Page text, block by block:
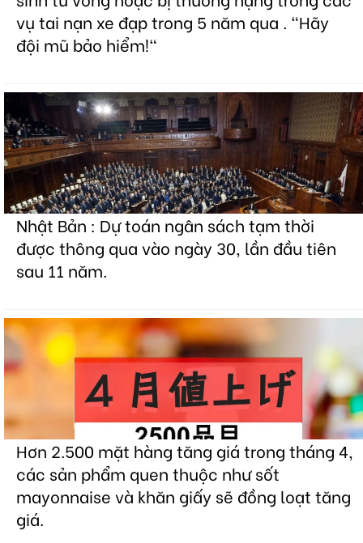
vụ tai nạn xe đạp trong 5 năm qua . "Hãy
đội mũ bảo hiểm!"
Nhật Bản : Dự toán ngân sách tạm thời
được thông qua vào ngày 30, lần đầu tiên
sau 11 năm.
Hơn 2.500 mặt hàng tăng giá trong tháng 4,
các sản phẩm quen thuộc như sốt
mayonnaise và khăn giấy sẽ đồng loạt tăng
giá.